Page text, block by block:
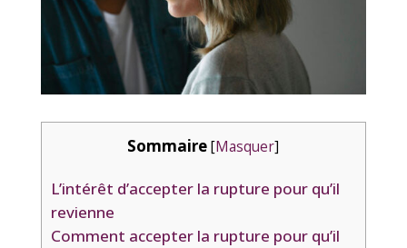
Sommaire [Masquer]
L’intérêt d’accepter la rupture pour qu’il
revienne
Comment accepter la rupture pour qu’il